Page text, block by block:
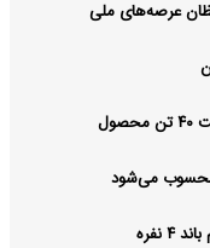
عرصه‌های ملی
محسوب می‌شود
نفره